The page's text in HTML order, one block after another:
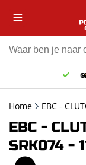
Home EBC -
EBC -
SRK074 -